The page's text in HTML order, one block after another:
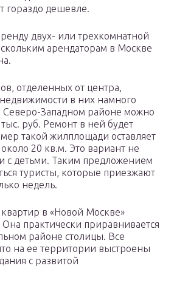
гораздо дешевле.
двух- или трехкомнатной
арендаторам в Москве
отделенных от центра,
в них намного
Западном районе можно
руб. Ремонт в ней будет
такой жилплощади оставляет
20 кв.м. Это вариант не
с детьми. Таким предложением
туристы, которые приезжают
недель.
в «Новой Москве»
практически приравнивается
районе столицы. Все
на ее территории выстроены
с развитой